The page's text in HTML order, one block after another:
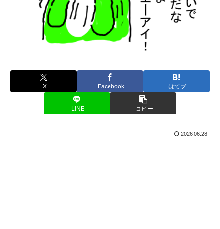
X Facebook はてブ
LINE コピー
2026.06.28